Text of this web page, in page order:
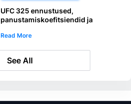
UFC 325 ennustused,
panustamiskoefitsiendid ja
Read More
See All